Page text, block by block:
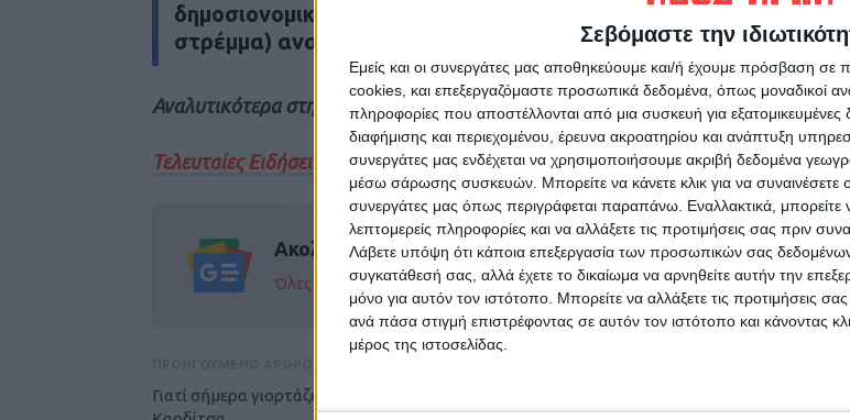
Σεβόμαστε την
Εμείς και οι συνεργάτες μας αποθηκεύουμε και/ή έχουμε πρόσβαση
cookies, και επεξεργαζόμαστε προσωπικά δεδομένα, όπως μοναδικοί
πληροφορίες που αποστέλλονται από μια συσκευή για εξατομικευμένες
διαφήμισης και περιεχομένου, έρευνα ακροατηρίου και ανάπτυξη
συνεργάτες μας ενδέχεται να χρησιμοποιήσουμε ακριβή δεδομένα
μέσω σάρωσης συσκευών. Μπορείτε να κάνετε κλικ για να συναινέσετε
συνεργάτες μας όπως περιγράφεται παραπάνω. Εναλλακτικά,
λεπτομερείς πληροφορίες και να αλλάξετε τις προτιμήσεις σας πριν
Λάβετε υπόψη ότι κάποια επεξεργασία των προσωπικών σας δεδομένων
συγκατάθεσή σας, αλλά έχετε το δικαίωμα να αρνηθείτε αυτήν την
μόνο για αυτόν τον ιστότοπο. Μπορείτε να αλλάξετε τις προτιμήσεις
ανά πάσα στιγμή επιστρέφοντας σε αυτόν τον ιστότοπο και κάνοντας
μέρος της ιστοσελίδας.
δημοσιονομικής πειθαρχίας. Τα χρήματα ωστόσο (δύο ευρώ ανά
στρέμμα) αναμένεται να καταβληθούν τον Σεπτέμβριο.
Αναλυτικότερα στην έντυπη έκδοση του Νέου Αγώνα
Τελευταίες Ειδήσεις Σήμερα
Ακολούθησε την εφημερίδα ΝΕΟΣ ΑΓΩΝ στο Google News!
Όλες οι εξελίξεις στην περιοχή της Καρδίτσας και ευρύτερα της Θεσσαλίας
Γιατί σήμερα γιορτάζει η Ελλάδα και η